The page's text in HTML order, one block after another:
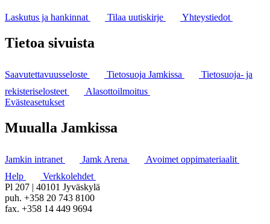
Laskutus ja hankinnat Tilaa uutiskirje Yhteystiedot
Tietoa sivuista
Saavutettavuusseloste Tietosuoja Jamkissa
Tietosuoja- ja
rekisteriselosteet
Alasottoilmoitus
Evästeasetukset
Muualla Jamkissa
Jamkin intranet Jamk Arena
Avoimet oppimateriaalit
Help
Verkkolehdet
Pl 207 | 40101 Jyväskylä
puh. +358 20 743 8100
fax. +358 14 449 9694